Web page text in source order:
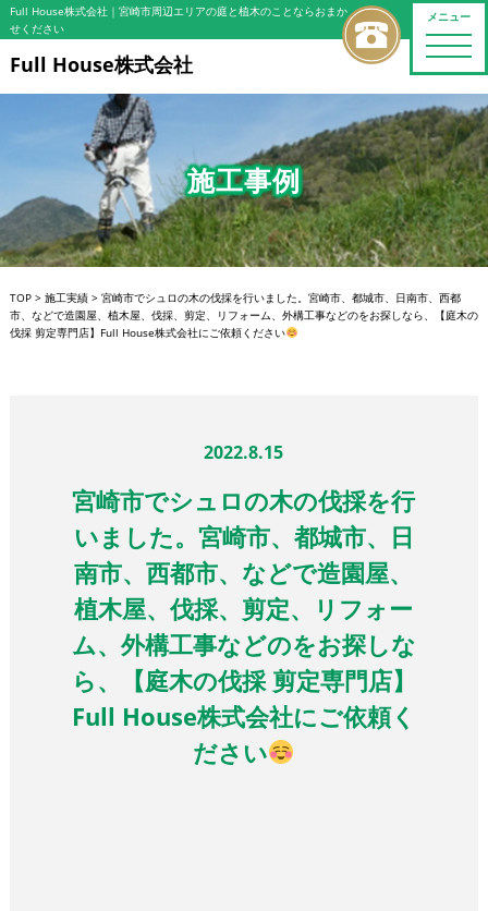
メニュー
toggle
Full House株式会社｜宮崎市周辺エリアの庭と植木のことならおまか
せください
Full House株式会社
施工事例
TOP> 施工実績> 宮崎市でシュロの木の伐採を行いました。宮崎市、都城市、日南市、西都
市、などで造園屋、植木屋、伐採、剪定、リフォーム、外構工事などのをお探しなら、【庭木の
伐採 剪定専門店】Full House株式会社にご依頼ください
2022.8.15
宮崎市でシュロの木の伐採を行
いました。宮崎市、都城市、日
南市、西都市、などで造園屋、
植木屋、伐採、剪定、リフォー
ム、外構工事などのをお探しな
ら、【庭木の伐採 剪定専門店】
Full House株式会社にご依頼く
ださい